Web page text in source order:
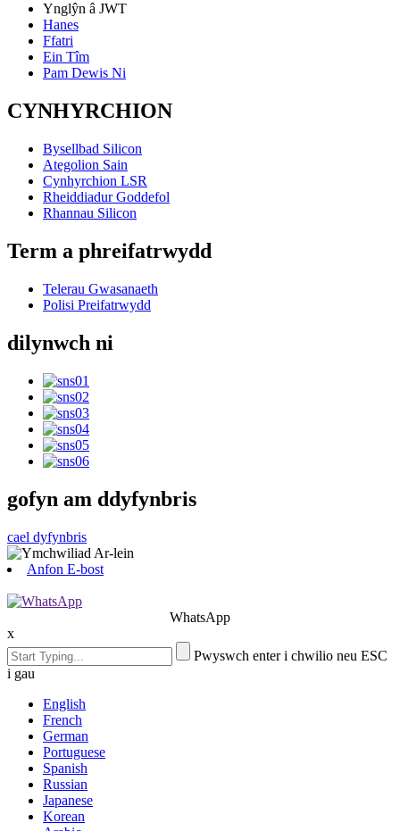
Ynglŷn â JWT
Hanes
Ffatri
Ein Tîm
Pam Dewis Ni
CYNHYRCHION
Bysellbad Silicon
Ategolion Sain
Cynhyrchion LSR
Rheiddiadur Goddefol
Rhannau Silicon
Term a phreifatrwydd
Telerau Gwasanaeth
Polisi Preifatrwydd
dilynwch ni
gofyn am ddyfynbris
cael dyfynbris
Anfon E-bost
WhatsApp
x
Pwyswch enter i chwilio neu ESC
i gau
English
French
German
Portuguese
Spanish
Russian
Japanese
Korean